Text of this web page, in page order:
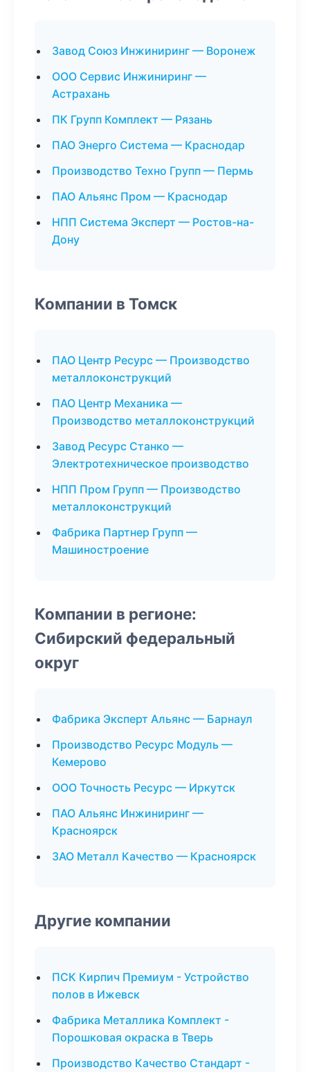
Завод Союз Инжиниринг — Воронеж
ООО Сервис Инжиниринг —
Астрахань
ПК Групп Комплект — Рязань
ПАО Энерго Система — Краснодар
Производство Техно Групп — Пермь
ПАО Альянс Пром — Краснодар
НПП Система Эксперт — Ростов-на-
Дону
Компании в Томск
ПАО Центр Ресурс — Производство
металлоконструкций
ПАО Центр Механика —
Производство металлоконструкций
Завод Ресурс Станко —
Электротехническое производство
НПП Пром Групп — Производство
металлоконструкций
Фабрика Партнер Групп —
Машиностроение
Компании в регионе:
Сибирский федеральный
округ
Фабрика Эксперт Альянс — Барнаул
Производство Ресурс Модуль —
Кемерово
ООО Точность Ресурс — Иркутск
ПАО Альянс Инжиниринг —
Красноярск
ЗАО Металл Качество — Красноярск
Другие компании
ПСК Кирпич Премиум - Устройство
полов в Ижевск
Фабрика Металлика Комплект -
Порошковая окраска в Тверь
Производство Качество Стандарт -